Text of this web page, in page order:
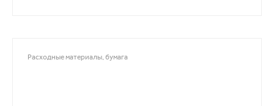
Расходные материалы, бумага